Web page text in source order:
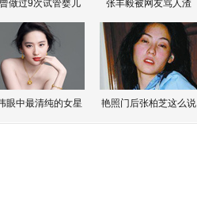
做过9次试管婴儿 张丰毅被网友骂人渣
眼中最清纯的女星 艳照门后张柏芝这么说